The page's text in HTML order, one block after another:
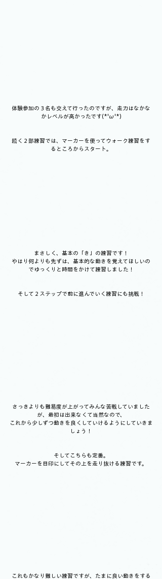
体験参加の３名も交えて行ったのですが、走力はなかな
かレベルが高かったです(*'ω'*)
続く２部練習では、マーカーを使ってウォーク練習をす
るところからスタート。
まさしく、基本の「き」の練習です！
やはり何よりも先ずは、基本的な動きを覚えてほしいの
でゆっくりと時間をかけて練習しました！
そして２ステップで前に進んでいく練習にも挑戦！
さっきよりも難易度が上がってみんな苦戦していました
が、最初は出来なくて当然なので、
これから少しずつ動きを良くしていけるようにしていきま
しょう！
そしてこちらも定番。
マーカーを目印にしてその上を走り抜ける練習です。
これもかなり難しい練習ですが、たまに良い動きをする